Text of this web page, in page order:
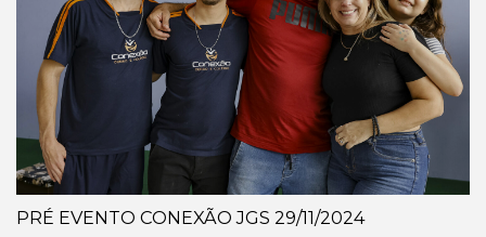
PRÉ EVENTO CONEXÃO JGS 29/11/2024